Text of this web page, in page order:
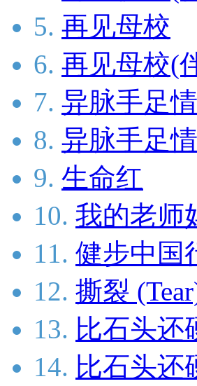
5. 再见母校
6. 再见母校(
7. 异脉手足情
8. 异脉手足
9. 生命红
10. 我的老师
11. 健步中国
12. 撕裂
13. 比石头还
14. 比石头还